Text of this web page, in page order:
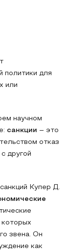
политики для
или
научном
санкции – это
отказ
другой
Купер Д.
которых
звена. Он
как